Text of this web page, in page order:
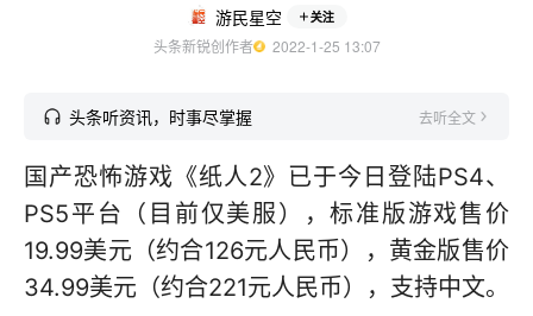
游民星空 关注
头条新锐创作者
  2022-1-25 13:07
头条听资讯，时事尽掌握 去听全文
国产恐怖游戏《纸人2》已于今日登陆PS4、
PS5平台（目前仅美服），标准版游戏售价
19.99美元（约合126元人民币），黄金版售价
34.99美元（约合221元人民币），支持中文。